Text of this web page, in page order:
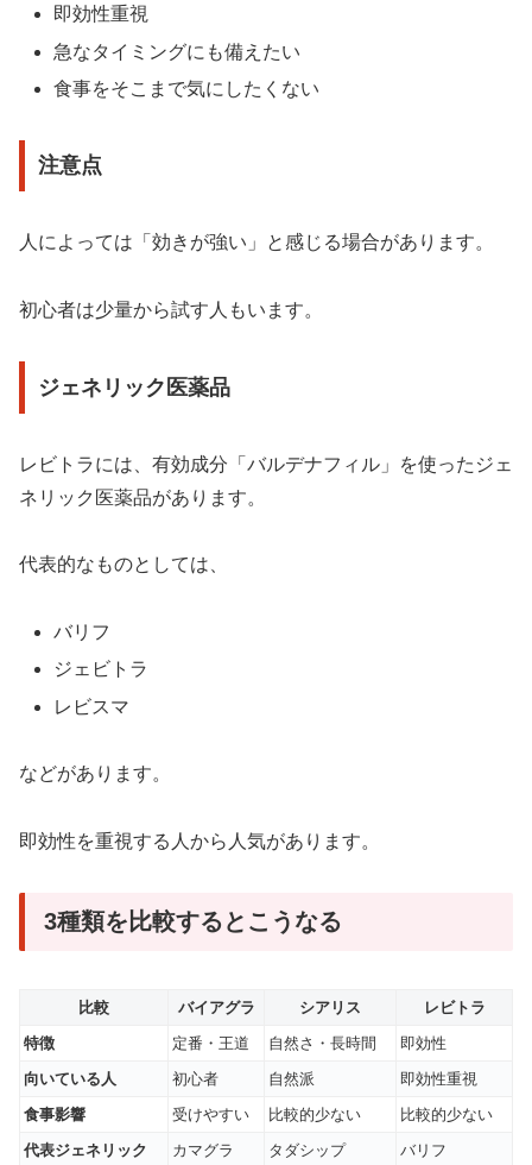
即効性重視
急なタイミングにも備えたい
食事をそこまで気にしたくない
注意点
人によっては「効きが強い」と感じる場合があります。
初心者は少量から試す人もいます。
ジェネリック医薬品
レビトラには、有効成分「バルデナフィル」を使ったジェ
ネリック医薬品があります。
代表的なものとしては、
バリフ
ジェビトラ
レビスマ
などがあります。
即効性を重視する人から人気があります。
3種類を比較するとこうなる
比較 バイアグラ シアリス
レビトラ
特徴
定番・王道 自然さ・長時間
即効性
向いている人
初心者 自然派
即効性重視
食事影響
受けやすい 比較的少ない
比較的少ない
代表ジェネリック
カマグラ タダシップ バリフ